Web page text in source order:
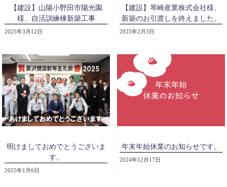
【建設】山陽小野田市陽光園
様、自活訓練棟新築工事
2025年3月12日
【建設】琴崎産業株式会社様、
新築のお引渡しを終えました。
2025年2月3日
明けましておめでとうございま
す。
2025年1月6日
年末年始休業のお知らせです。
2024年12月17日